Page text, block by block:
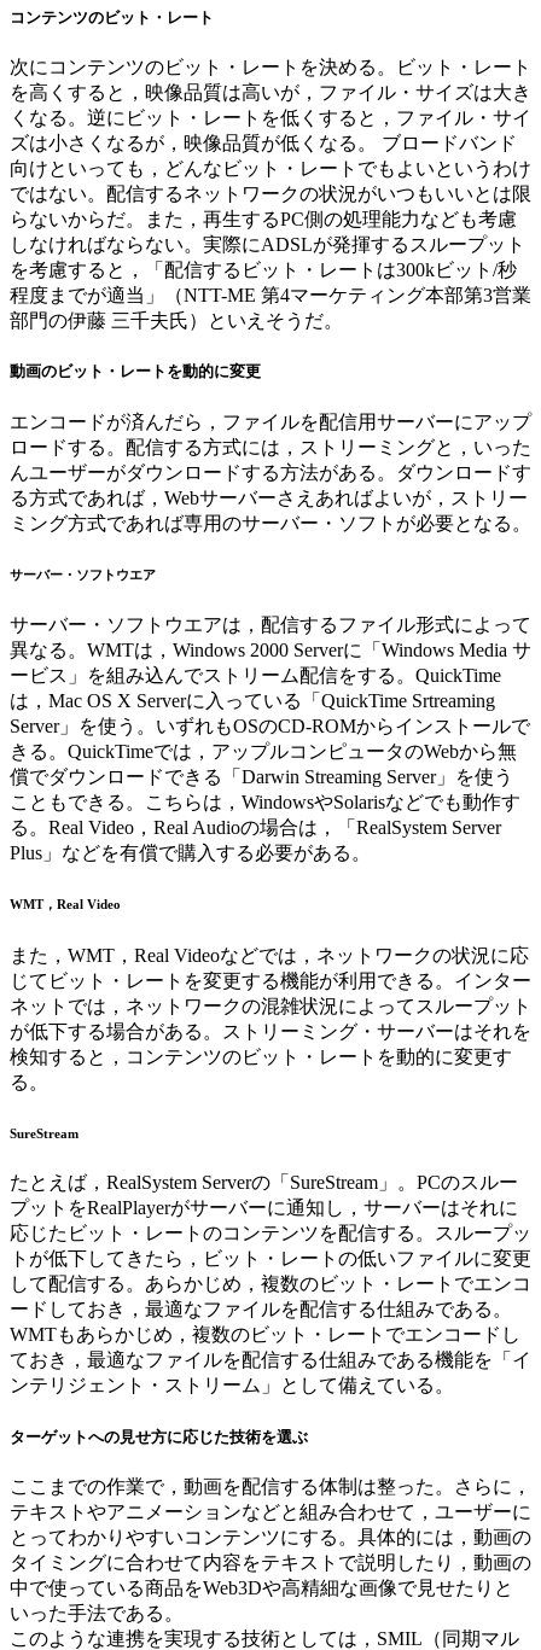
コンテンツのビット・レート
次にコンテンツのビット・レートを決める。ビット・レート
を高くすると，映像品質は高いが，ファイル・サイズは大き
くなる。逆にビット・レートを低くすると，ファイル・サイ
ズは小さくなるが，映像品質が低くなる。 ブロードバンド
向けといっても，どんなビット・レートでもよいというわけ
ではない。配信するネットワークの状況がいつもいいとは限
らないからだ。また，再生するPC側の処理能力なども考慮
しなければならない。実際にADSLが発揮するスループット
を考慮すると，「配信するビット・レートは300kビット/秒
程度までが適当」（NTT-ME 第4マーケティング本部第3営業
部門の伊藤 三千夫氏）といえそうだ。
動画のビット・レートを動的に変更
エンコードが済んだら，ファイルを配信用サーバーにアップ
ロードする。配信する方式には，ストリーミングと，いった
んユーザーがダウンロードする方法がある。ダウンロードす
る方式であれば，Webサーバーさえあればよいが，ストリー
ミング方式であれば専用のサーバー・ソフトが必要となる。
サーバー・ソフトウエア
サーバー・ソフトウエアは，配信するファイル形式によって
異なる。WMTは，Windows 2000 Serverに「Windows Media サ
ービス」を組み込んでストリーム配信をする。QuickTime
は，Mac OS X Serverに入っている「QuickTime Srtreaming
Server」を使う。いずれもOSのCD-ROMからインストールで
きる。QuickTimeでは，アップルコンピュータのWebから無
償でダウンロードできる「Darwin Streaming Server」を使う
こともできる。こちらは，WindowsやSolarisなどでも動作す
る。Real Video，Real Audioの場合は，「RealSystem Server
Plus」などを有償で購入する必要がある。
WMT，Real Video
また，WMT，Real Videoなどでは，ネットワークの状況に応
じてビット・レートを変更する機能が利用できる。インター
ネットでは，ネットワークの混雑状況によってスループット
が低下する場合がある。ストリーミング・サーバーはそれを
検知すると，コンテンツのビット・レートを動的に変更す
る。
SureStream
たとえば，RealSystem Serverの「SureStream」。PCのスルー
プットをRealPlayerがサーバーに通知し，サーバーはそれに
応じたビット・レートのコンテンツを配信する。スループッ
トが低下してきたら，ビット・レートの低いファイルに変更
して配信する。あらかじめ，複数のビット・レートでエンコ
ードしておき，最適なファイルを配信する仕組みである。
WMTもあらかじめ，複数のビット・レートでエンコードし
ておき，最適なファイルを配信する仕組みである機能を「イ
ンテリジェント・ストリーム」として備えている。
ターゲットへの見せ方に応じた技術を選ぶ
ここまでの作業で，動画を配信する体制は整った。さらに，
テキストやアニメーションなどと組み合わせて，ユーザーに
とってわかりやすいコンテンツにする。具体的には，動画の
タイミングに合わせて内容をテキストで説明したり，動画の
中で使っている商品をWeb3Dや高精細な画像で見せたりと
いった手法である。
このような連携を実現する技術としては，SMIL（同期マル